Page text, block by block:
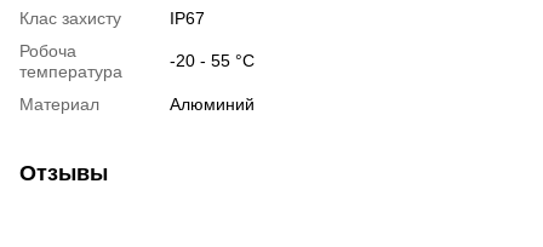
Клас захисту
IP67
Робоча
температура
-20 - 55 °С
Материал Алюминий
Отзывы